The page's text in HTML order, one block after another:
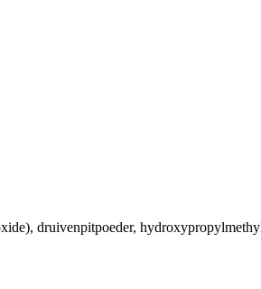
druivenpitpoeder,